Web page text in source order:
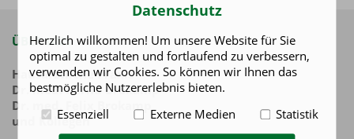
ÜBER UNS
Hausärztliche Praxis
Dr. med. Bernd Brokamp
Dr. med. Felix Brokamp
und Kollegen
Datenschutz
Herzlich willkommen! Um unsere Website für Sie
optimal zu gestalten und fortlaufend zu verbessern,
verwenden wir Cookies. So können wir Ihnen das
bestmögliche Nutzererlebnis bieten.
Essenziell
Externe Medien Statistik